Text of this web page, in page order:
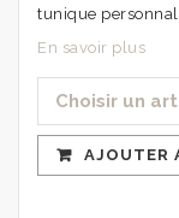
tunique
En savoir plus
AJOUTER